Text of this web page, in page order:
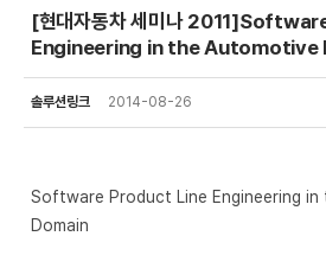
[현대자동차 세미나
Engineering in the Automotive
솔루션링크 2014-08-26
Software Product Line Engineering
Domain